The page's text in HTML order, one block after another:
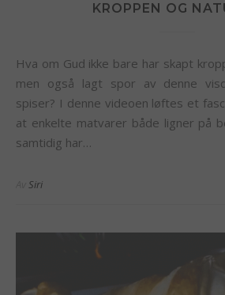
KROPPEN OG
Hva om Gud ikke bare har skapt kroppen vår med visdom,
men også lagt spor av denne
spiser? I denne videoen løftes et
at enkelte matvarer både ligner på
samtidig har…
Siri